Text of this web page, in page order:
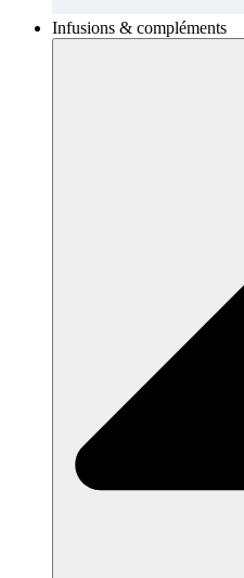
Infusions & compléments